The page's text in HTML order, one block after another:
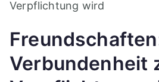
Verbundenheit